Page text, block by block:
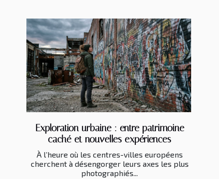
Exploration urbaine : entre patrimoine
caché et nouvelles expériences
À l’heure où les centres-villes européens
cherchent à désengorger leurs axes les plus
photographiés...